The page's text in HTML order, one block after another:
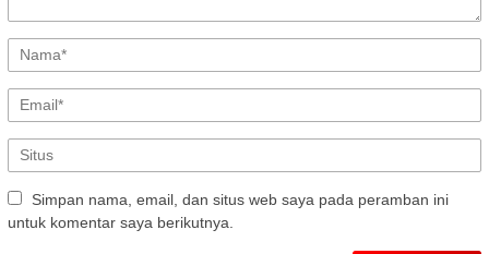
Simpan nama, email, dan situs web saya pada peramban ini
untuk komentar saya berikutnya.